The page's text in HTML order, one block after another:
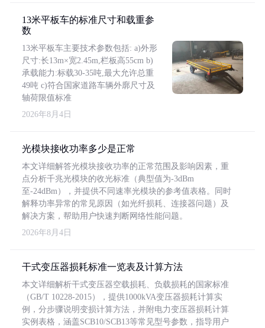
13米平板车的标准尺寸和载重参
数
13米平板车主要技术参数包括: a)外形
尺寸:长13m×宽2.45m,栏板高55cm b)
承载能力:标载30-35吨,最大允许总重
49吨 c)符合国家道路车辆外廓尺寸及
轴荷限值标准
2026年8月4日
光模块接收功率多少是正常
本文详细解答光模块接收功率的正常范围及影响因素，重
点分析千兆光模块的收光标准（典型值为-3dBm
至-24dBm），并提供不同速率光模块的参考值表格。同时
解释功率异常的常见原因（如光纤损耗、连接器问题）及
解决方案，帮助用户快速判断网络性能问题。
2026年8月4日
干式变压器损耗标准一览表及计算方法
本文详细解析干式变压器空载损耗、负载损耗的国家标准
（GB/T 10228-2015），提供1000kVA变压器损耗计算实
例，分步骤说明变损计算方法，并附电力变压器损耗计算
实例表格，涵盖SCB10/SCB13等常见型号参数，指导用户